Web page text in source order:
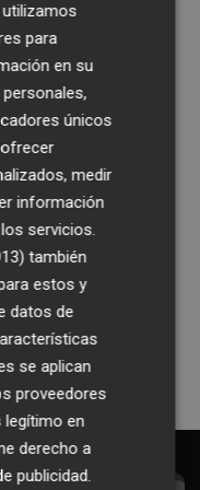
100 brigadas se
forestal
de
correo
para
en su
únicos
medir
información
servicios.
también
estos y
datos de
se aplican
proveedores
legítimo en
derecho a
publicidad.